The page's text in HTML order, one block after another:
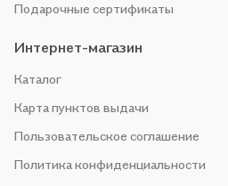
Подарочные сертификаты
Интернет-магазин
Каталог
Карта пунктов выдачи
Пользовательское соглашение
Политика конфиденциальности